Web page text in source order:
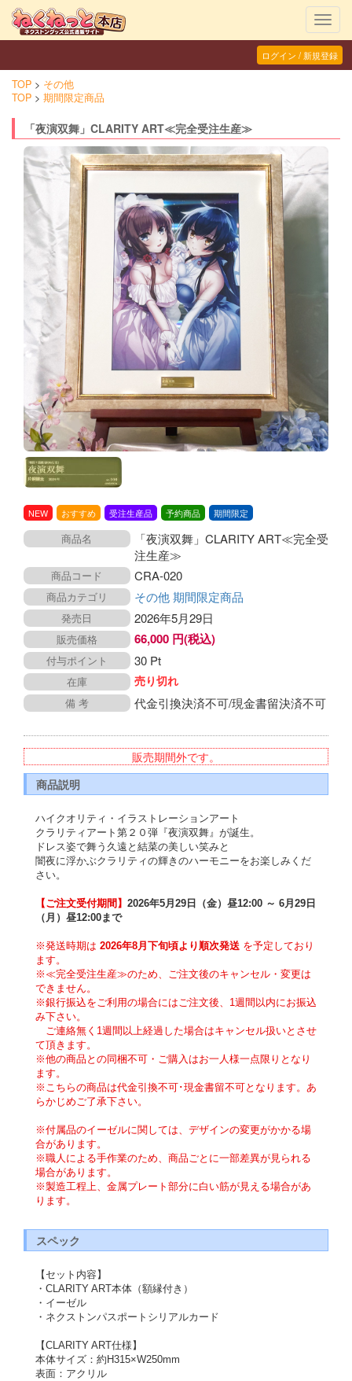
ログイン / 新規登録
TOP
その他
TOP
期間限定商品
「夜演双舞」CLARITY ART≪完全受注生産≫
NEW おすすめ 受注生産品 予約商品 期間限定
商品名
「夜演双舞」CLARITY ART≪完全受
注生産≫
商品コード CRA-020
商品カテゴリ その他 期間限定商品
発売日 2026年5月29日
販売価格 66,000 円(税込)
付与ポイント 30 Pt
在庫
売り切れ
備 考
代金引換決済不可/現金書留決済不可
販売期間外です。
商品説明
ハイクオリティ・イラストレーションアート
クラリティアート第２０弾『夜演双舞』が誕生。
ドレス姿で舞う久遠と結菜の美しい笑みと
闇夜に浮かぶクラリティの輝きのハーモニーをお楽しみくだ
さい。
【ご注文受付期間】 2026年5月29日（金）昼12:00 ～ 6月29日
（月）昼12:00まで
※発送時期は 2026年8月下旬頃より順次発送 を予定しており
ます。
※≪完全受注生産≫のため、ご注文後のキャンセル・変更は
できません。
※銀行振込をご利用の場合にはご注文後、1週間以内にお振込
み下さい。
ご連絡無く1週間以上経過した場合はキャンセル扱いとさせ
て頂きます。
※他の商品との同梱不可・ご購入はお一人様一点限りとなり
ます。
※こちらの商品は代金引換不可･現金書留不可となります。あ
らかじめご了承下さい。
※付属品のイーゼルに関しては、デザインの変更がかかる場
合があります。
※職人による手作業のため、商品ごとに一部差異が見られる
場合があります。
※製造工程上、金属プレート部分に白い筋が見える場合があ
ります。
スペック
【セット内容】
・CLARITY ART本体（額縁付き）
・イーゼル
・ネクストンパスポートシリアルカード
【CLARITY ART仕様】
本体サイズ：約H315×W250mm
表面：アクリル